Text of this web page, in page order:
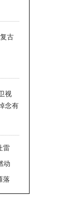
古
视
念有
雷
动
落